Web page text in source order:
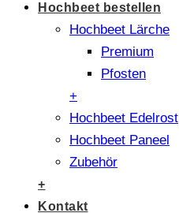
Hochbeet bestellen
Hochbeet Lärche
Premium
Pfosten
+
Hochbeet Edelrost
Hochbeet Paneel
Zubehör
+
Kontakt